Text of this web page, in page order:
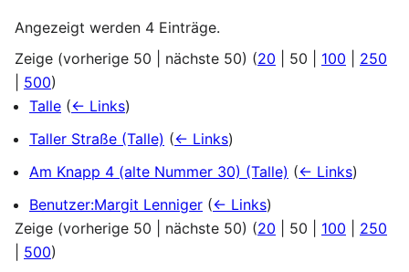
Angezeigt werden 4 Einträge.
Zeige (vorherige 50 nächste 50) (20 50 100
250
500)
Talle (← Links)
Taller Straße (Talle) (← Links)
Am Knapp 4 (alte Nummer 30) (Talle) (← Links)
Benutzer:Margit Lenniger (← Links)
Zeige (vorherige 50 nächste 50) (20 50 100
250
500)